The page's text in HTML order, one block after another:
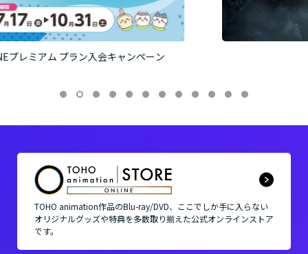
2026年11月3日公開！
TOHO animation作品のBlu-ray/DVD、ここでしか手に入らない
オリジナルグッズや特典を多数取り揃えた公式オンラインストア
です。